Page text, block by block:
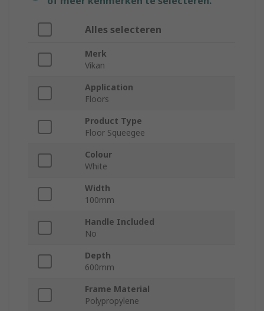
Alles selecteren
Merk
Vikan
Application
Floors
Product Type
Floor Squeegee
Colour
White
Width
100mm
Handle Included
No
Depth
600mm
Frame Material
Polypropylene